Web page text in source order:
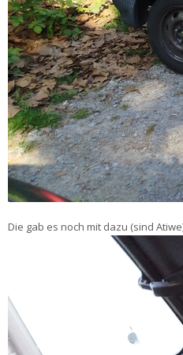
Die gab es noch mit dazu (sind